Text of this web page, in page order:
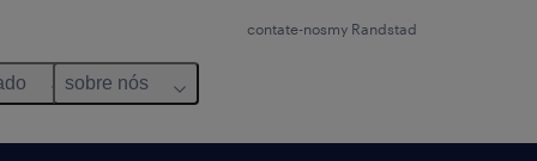
contate-nosmy Randstad
sobre nós